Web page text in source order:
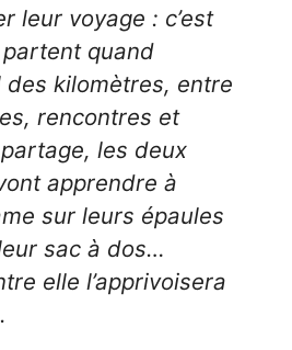
leur voyage : c’est
quand
des kilomètres, entre
rencontres et
les deux
apprendre à
sur leurs épaules
sac à dos…
elle l’apprivoisera